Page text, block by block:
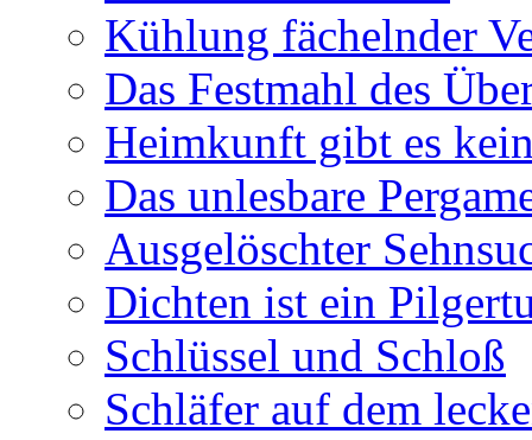
Kühlung fächelnder
Das Festmahl des
Heimkunft gibt es
Das unlesbare
Ausgelöschter
Dichten ist ein
Schlüssel und Schloß
Schläfer auf dem